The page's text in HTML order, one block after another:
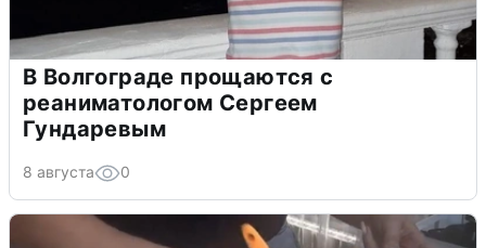
В Волгограде прощаются с
реаниматологом Сергеем
Гундаревым
8 августа 0